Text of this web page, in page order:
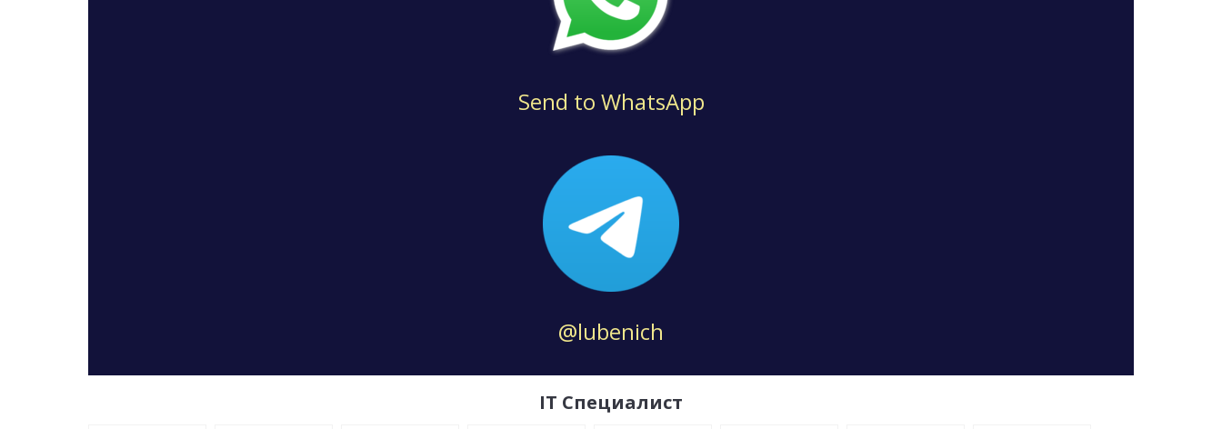
Send to WhatsApp
@lubenich
IT Специалист